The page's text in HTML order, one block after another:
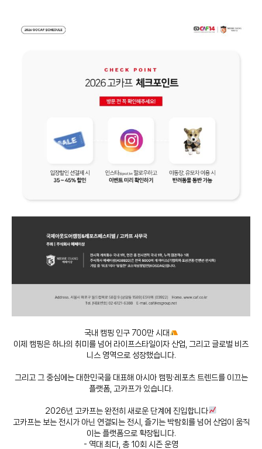
국내 캠핑 인구 700만 시대
이제 캠핑은 하나의 취미를 넘어 라이프스타일이자 산업, 그리고 글로벌 비즈
니스 영역으로 성장했습니다.
그리고 그 중심에는 대한민국을 대표해 아시아 캠핑·레포츠 트렌드를 이끄는
플랫폼, 고카프가 있습니다.
2026년 고카프는 완전히 새로운 단계에 진입합니다
고카프는 보는 전시가 아닌 연결되는 전시, 즐기는 박람회를 넘어 산업이 움직
이는 플랫폼으로 확장됩니다.
- 역대 최다, 총 10회 시즌 운영